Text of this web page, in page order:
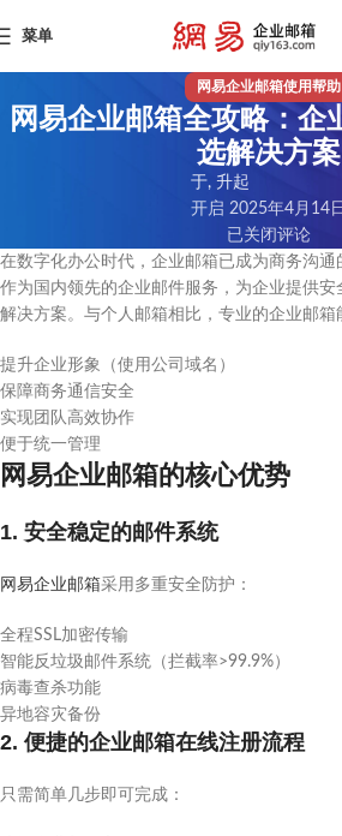
菜单
网易企业邮箱使用帮助
网易企业邮箱全攻略：企
选解决方案
于, 升起
开启 2025年4月14日
已关闭评论
在数字化办公时代，企业邮箱已成为商务沟通
作为国内领先的企业邮件服务，为企业提供
解决方案。与个人邮箱相比，专业的企业邮箱
提升企业形象（使用公司域名）
保障商务通信安全
实现团队高效协作
便于统一管理
网易企业邮箱的核心优势
1. 安全稳定的邮件系统
网易企业邮箱采用多重安全防护：
全程SSL加密传输
智能反垃圾邮件系统（拦截率>99.9%）
病毒查杀功能
异地容灾备份
2. 便捷的企业邮箱在线注册流程
只需简单几步即可完成：